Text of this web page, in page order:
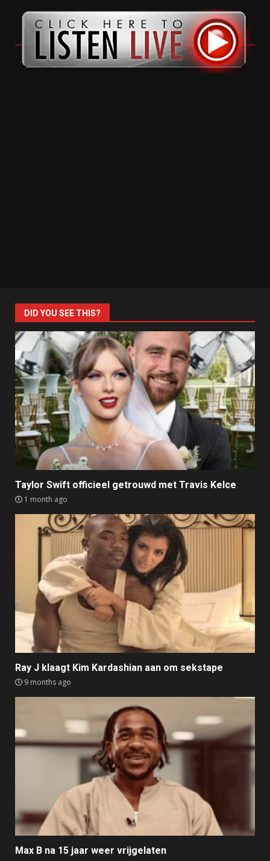
DID YOU SEE THIS?
Taylor Swift officieel getrouwd met Travis Kelce
1 month ago
Ray J klaagt Kim Kardashian aan om sekstape
9 months ago
Max B na 15 jaar weer vrijgelaten